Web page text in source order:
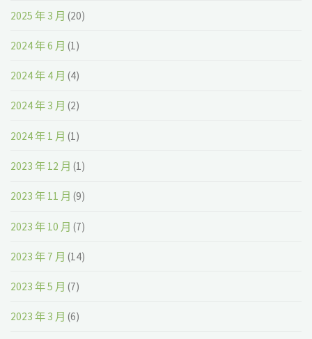
2025 年 3 月 (20)
2024 年 6 月 (1)
2024 年 4 月 (4)
2024 年 3 月 (2)
2024 年 1 月 (1)
2023 年 12 月 (1)
2023 年 11 月 (9)
2023 年 10 月 (7)
2023 年 7 月 (14)
2023 年 5 月 (7)
2023 年 3 月 (6)